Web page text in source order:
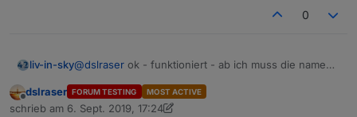
einen weiter unten, unter Netzwerk vergebe ich dann
0
liv-in-sky@dslraser ok - funktioniert - ab ich muss die namen
??
Offline
dslraser FORUM TESTING MOST ACTIVE
schrieb am 6. Sept. 2019, 17:24